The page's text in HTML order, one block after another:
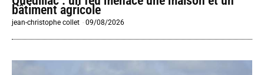
bâtiment agricole
jean-christophe collet -09/08/2026